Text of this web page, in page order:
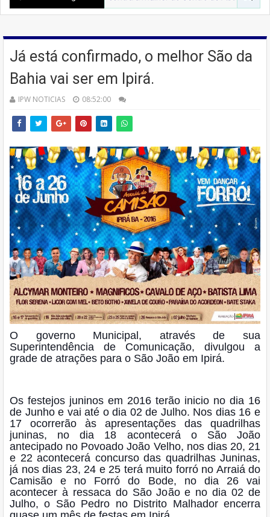
Já está confirmado, o melhor São da
Bahia vai ser em Ipirá.
IPW NOTICIAS 08:52:00
O governo Municipal, através de sua
Superintendência de Comunicação, divulgou a
grade de atrações para o São João em Ipirá.
Os festejos juninos em 2016 terão inicio no dia 16
de Junho e vai até o dia 02 de Julho. Nos dias 16 e
17 ocorrerão às apresentações das quadrilhas
juninas, no dia 18 acontecerá o São João
antecipado no Povoado João Velho, nos dias 20, 21
e 22 acontecerá concurso das quadrilhas Juninas,
já nos dias 23, 24 e 25 terá muito forró no Arraiá do
Camisão e no Forró do Bode, no dia 26 vai
acontecer à ressaca do São João e no dia 02 de
Julho, o São Pedro no Distrito Malhador encerra